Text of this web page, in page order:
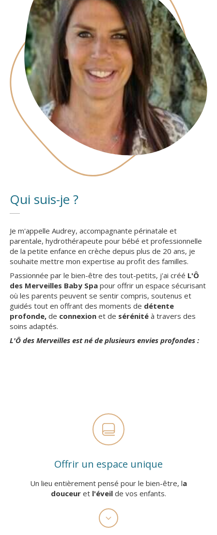
Qui suis-je ?
Je m'appelle Audrey, accompagnante périnatale et
parentale, hydrothérapeute pour bébé et professionnelle
de la petite enfance en crèche depuis plus de 20 ans, je
souhaite mettre mon expertise au profit des familles.
Passionnée par le bien-être des tout-petits, j'ai créé L'Ô
des Merveilles Baby Spa pour offrir un espace sécurisant
où les parents peuvent se sentir compris, soutenus et
guidés tout en offrant des moments de détente
profonde, de connexion et de sérénité à travers des
soins adaptés.
L'Ô des Merveilles est né de plusieurs envies profondes :
Offrir un espace unique
Un lieu entièrement pensé pour le bien-être, la
douceur et l'éveil de vos enfants.